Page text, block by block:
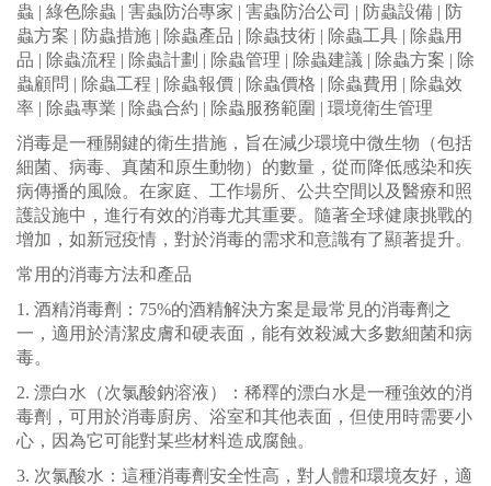
蟲 | 綠色除蟲 | 害蟲防治專家 | 害蟲防治公司 | 防蟲設備 | 防
蟲方案 | 防蟲措施 | 除蟲產品 | 除蟲技術 | 除蟲工具 | 除蟲用
品 | 除蟲流程 | 除蟲計劃 | 除蟲管理 | 除蟲建議 | 除蟲方案 | 除
蟲顧問 | 除蟲工程 | 除蟲報價 | 除蟲價格 | 除蟲費用 | 除蟲效
率 | 除蟲專業 | 除蟲合約 | 除蟲服務範圍 | 環境衛生管理
消毒是一種關鍵的衛生措施，旨在減少環境中微生物（包括
細菌、病毒、真菌和原生動物）的數量，從而降低感染和疾
病傳播的風險。在家庭、工作場所、公共空間以及醫療和照
護設施中，進行有效的消毒尤其重要。隨著全球健康挑戰的
增加，如新冠疫情，對於消毒的需求和意識有了顯著提升。
常用的消毒方法和產品
1. 酒精消毒劑：75%的酒精解決方案是最常見的消毒劑之
一，適用於清潔皮膚和硬表面，能有效殺滅大多數細菌和病
毒。
2. 漂白水（次氯酸鈉溶液）：稀釋的漂白水是一種強效的消
毒劑，可用於消毒廚房、浴室和其他表面，但使用時需要小
心，因為它可能對某些材料造成腐蝕。
3. 次氯酸水：這種消毒劑安全性高，對人體和環境友好，適